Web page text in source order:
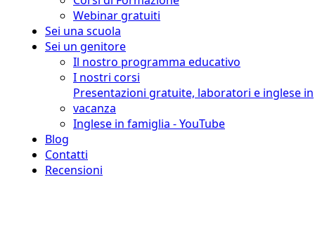
Webinar gratuiti
Sei una scuola
Sei un genitore
Il nostro programma educativo
I nostri corsi
Presentazioni gratuite, laboratori e inglese in
vacanza
Inglese in famiglia - YouTube
Blog
Contatti
Recensioni